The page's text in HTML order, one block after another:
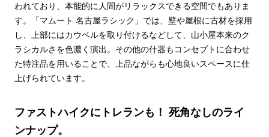
われており、本能的に人間がリラックスできる空間でもありま
す。「マムート 名古屋ラシック」では、壁や屋根に古材を採用
し、上部にはカウベルを取り付けるなどして、山小屋本来のク
ラシカルさを色濃く演出。その他の什器もコンセプトに合わせ
た特注品を用いることで、上品ながらも心地良いスペースに仕
上げられています。
ファストハイクにトレランも！ 死角なしのライ
ンナップ。